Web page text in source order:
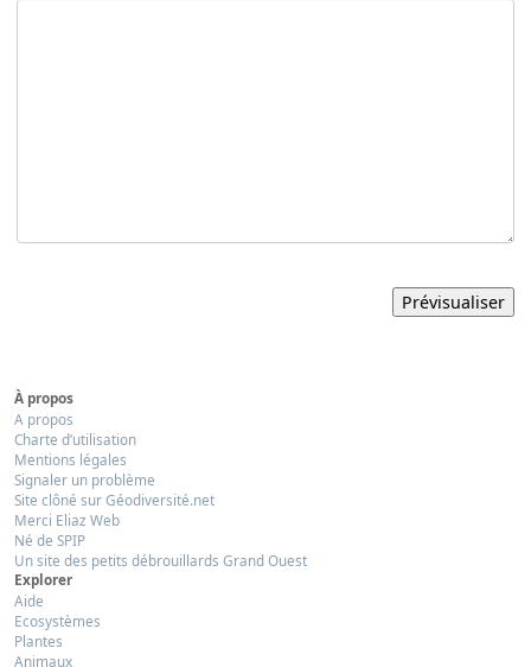
À propos
A propos
Charte d’utilisation
Mentions légales
Signaler un problème
Site clôné sur Géodiversité.net
Merci Eliaz Web
Né de SPIP
Un site des petits débrouillards Grand Ouest
Explorer
Aide
Ecosystèmes
Plantes
Animaux